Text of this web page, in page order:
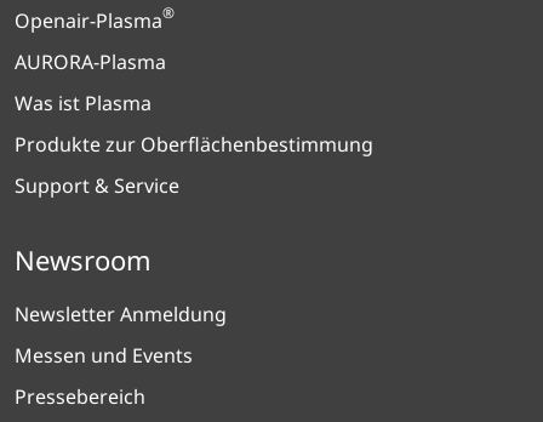
Openair-Plasma®
AURORA-Plasma
Was ist Plasma
Produkte zur Oberflächenbestimmung
Support & Service
Newsroom
Newsletter Anmeldung
Messen und Events
Pressebereich